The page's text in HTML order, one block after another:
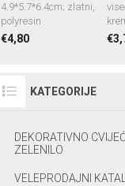
4.9*5.7*6.4cm; zlatni,
polyresin
€4,80
KATEGORIJE
DEKORATIVNO
ZELENILO
VELEPRODAJNI